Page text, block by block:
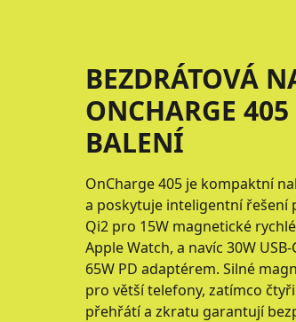
BEZDRÁTOVÁ
ONCHARGE
BALENÍ
OnCharge 405 je kompaktní
a poskytuje inteligentní řešení
Qi2 pro 15W magnetické
Apple Watch, a navíc 30W
65W PD adaptérem. Silné
pro větší telefony, zatímco
přehřátí a zkratu garantují